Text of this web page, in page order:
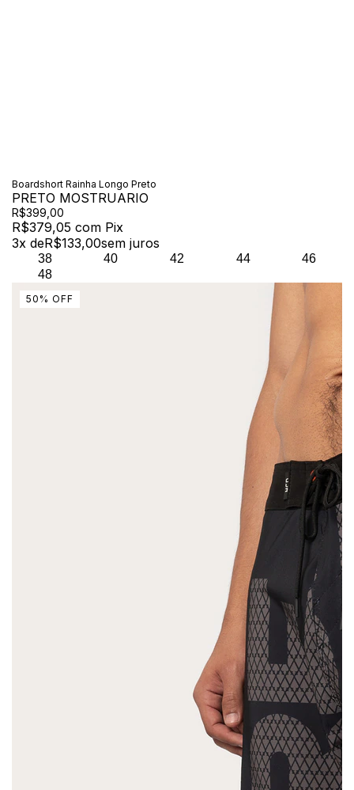
Boardshort Rainha Longo Preto
PRETO MOSTRUARIO
R$399,00
R$379,05 com Pix
3x deR$133,00sem juros
38 40 42 44
46
48
50 % OFF